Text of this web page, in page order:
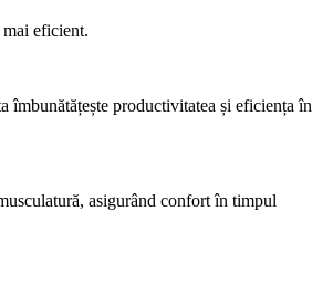
eficient.
îmbunătățește productivitatea și eficiența în
asigurând confort în timpul